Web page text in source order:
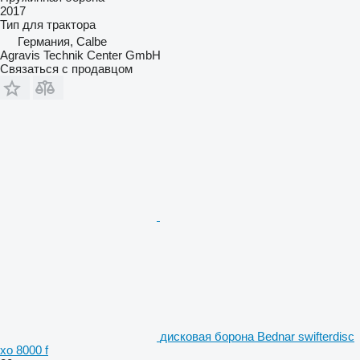
2017
Тип для трактора
Германия, Calbe
Agravis Technik Center GmbH
Связаться с продавцом
дисковая борона Bednar swifterdisc
xo 8000 f